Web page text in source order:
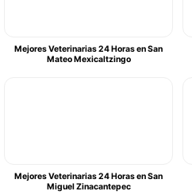
Mejores Veterinarias 24 Horas en San
Mateo Mexicaltzingo
Mejores Veterinarias 24 Horas en San
Miguel Zinacantepec